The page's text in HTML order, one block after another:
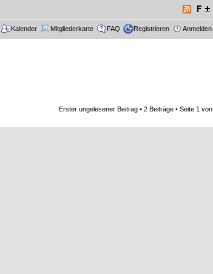
Kalender Mitgliederkarte FAQ Registrieren Anmelden
Erster ungelesener Beitrag • 2 Beiträge • Seite 1 von